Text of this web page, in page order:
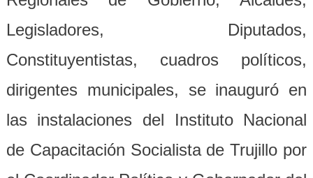
Legisladores, Diputados,
Constituyentistas, cuadros políticos,
dirigentes municipales, se inauguró en
las instalaciones del Instituto Nacional
de Capacitación Socialista de Trujillo por